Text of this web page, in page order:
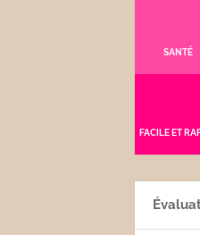
SANTÉ
FACILE ET